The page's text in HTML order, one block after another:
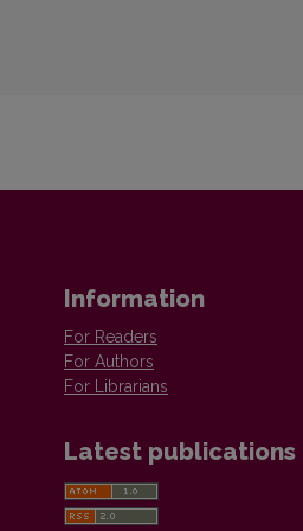
Information
For Readers
For Authors
For Librarians
Latest publications